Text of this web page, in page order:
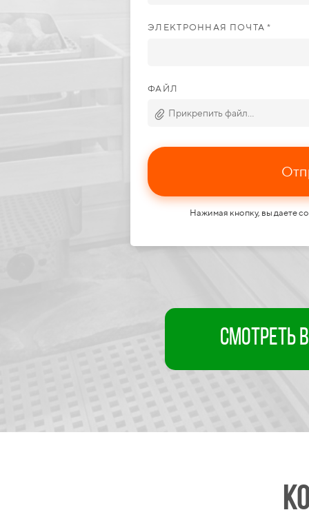
ЭЛЕКТРОННАЯ ПОЧТА *
ФАЙЛ
Прикрепить файл...
Нажимая кнопку, вы даете
Смотреть